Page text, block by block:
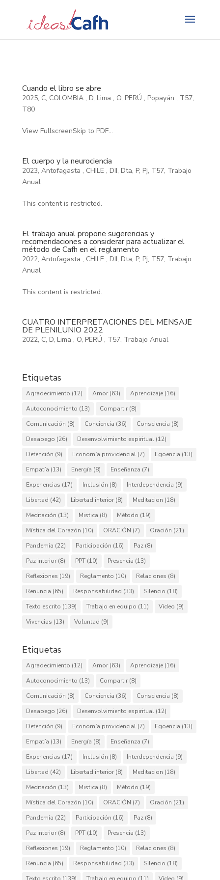
Cuando el libro se abre
2025, C, COLOMBIA , D, Lima , O, PERÚ , Popayán , T57,
T80
View FullscreenSkip to PDF...
El cuerpo y la neurociencia
2023, Antofagasta , CHILE , DII, Dta, P, Pj, T57, Trabajo
Anual
This content is restricted.
El trabajo anual propone sugerencias y
recomendaciones a considerar para actualizar el
método de Cafh en el reglamento
2022, Antofagasta , CHILE , DII, Dta, P, Pj, T57, Trabajo
Anual
This content is restricted.
CUATRO INTERPRETACIONES DEL MENSAJE
DE PLENILUNIO 2022
2022, C, D, Lima , O, PERÚ , T57, Trabajo Anual
Etiquetas
Agradecimiento (12) Amor(63) Aprendizaje(16)
Autoconocimiento (13) Compartir(8)
Comunicación (8) Conciencia (36) Consciencia (8)
Desapego (26) Desenvolvimiento espiritual(12)
Detención (9) Economía providencial(7) Egoencia (13)
Empatía (13) Energía (8) Enseñanza (7)
Experiencias (17) Inclusión (8) Interdependencia (9)
Libertad (42) Libertad interior(8) Meditacion (18)
Meditación (13) Mistica (8) Método (19)
Mística del Corazón (10) ORACIÓN (7) Oración (21)
Pandemia (22) Participación (16) Paz(8)
Paz interior(8) PPT(10) Presencia (13)
Reflexiones (19) Reglamento (10) Relaciones (8)
Renuncia (65) Responsabilidad (33) Silencio (18)
Texto escrito (139) Trabajo en equipo (11) Video (9)
Vivencias (13) Voluntad (9)
Etiquetas
Agradecimiento (12) Amor(63) Aprendizaje(16)
Autoconocimiento (13) Compartir(8)
Comunicación (8) Conciencia (36) Consciencia (8)
Desapego (26) Desenvolvimiento espiritual(12)
Detención (9) Economía providencial(7) Egoencia (13)
Empatía (13) Energía (8) Enseñanza (7)
Experiencias (17) Inclusión (8) Interdependencia (9)
Libertad (42) Libertad interior(8) Meditacion (18)
Meditación (13) Mistica (8) Método (19)
Mística del Corazón (10) ORACIÓN (7) Oración (21)
Pandemia (22) Participación (16) Paz(8)
Paz interior(8) PPT(10) Presencia (13)
Reflexiones (19) Reglamento (10) Relaciones (8)
Renuncia (65) Responsabilidad (33) Silencio (18)